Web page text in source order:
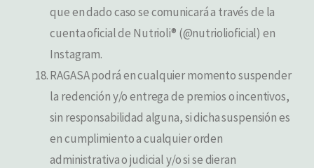
que en dado caso se comunicará a través de la
cuenta oficial de Nutrioli® (@nutriolioficial) en
Instagram.
RAGASA podrá en cualquier momento suspender
la redención y/o entrega de premios o incentivos,
sin responsabilidad alguna, si dicha suspensión es
en cumplimiento a cualquier orden
administrativa o judicial y/o si se dieran